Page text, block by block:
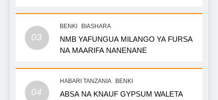
03
BENKI BIASHARA
NMB YAFUNGUA MILANGO YA FURSA
NA MAARIFA NANENANE
04
HABARI TANZANIA BENKI
ABSA NA KNAUF GYPSUM WALETA